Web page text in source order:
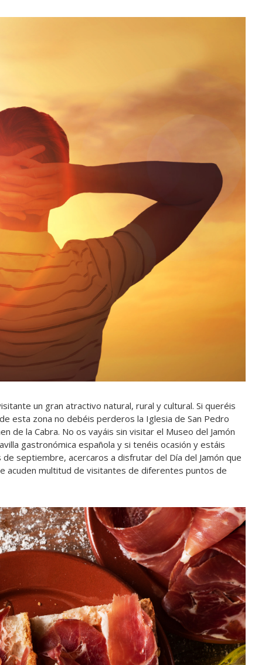
un gran atractivo natural, rural y cultural. Si queréis
esta zona no debéis perderos la Iglesia de San Pedro
de la Cabra. No os vayáis sin visitar el Museo del Jamón
gastronómica española y si tenéis ocasión y estáis
septiembre, acercaros a disfrutar del Día del Jamón que
acuden multitud de visitantes de diferentes puntos de